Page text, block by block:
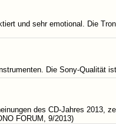
und sehr emotional. Die
Die Sony-Qualität
des CD-Jahres 2013,
FORUM, 9/2013)